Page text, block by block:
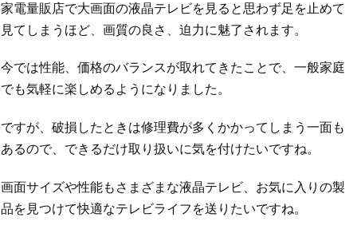
家電量販店で大画面の液晶テレビを見ると思わず足を止めて
見てしまうほど、画質の良さ、迫力に魅了されます。
今では性能、価格のバランスが取れてきたことで、一般家庭
でも気軽に楽しめるようになりました。
ですが、破損したときは修理費が多くかかってしまう一面も
あるので、できるだけ取り扱いに気を付けたいですね。
画面サイズや性能もさまざまな液晶テレビ、お気に入りの製
品を見つけて快適なテレビライフを送りたいですね。